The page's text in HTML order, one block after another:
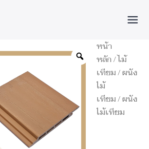
หน้า
หลัก / ไม้
เทียม / ผนัง
ไม้
เทียม / ผนัง
ไม้เทียม